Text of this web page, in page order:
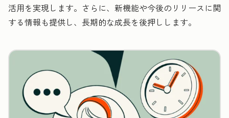
活用を実現します。さらに、新機能や今後のリリースに関
する情報も提供し、長期的な成長を後押しします。